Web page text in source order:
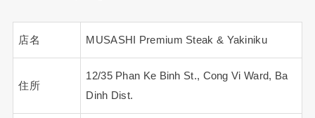
店名 MUSASHI Premium Steak & Yakiniku
住所
12/35 Phan Ke Binh St., Cong Vi Ward, Ba
Dinh Dist.